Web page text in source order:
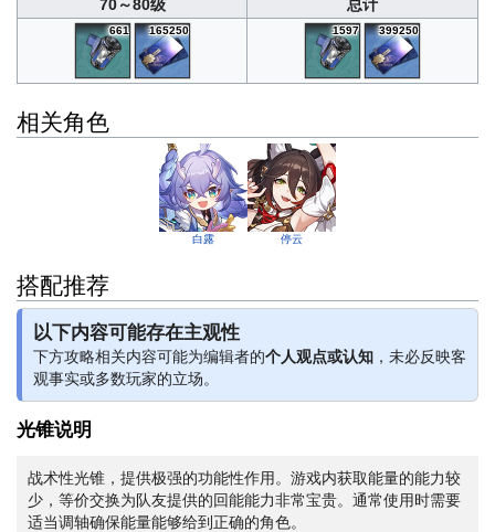
70～80级 总计
661 165250 1597 399250
相关角色
白露 停云
搭配推荐
以下内容可能存在主观性
下方攻略相关内容可能为编辑者的个人观点或认知 ，未必反映客
观事实或多数玩家的立场。
光锥说明
战术性光锥，提供极强的功能性作用。游戏内获取能量的能力较
少，等价交换为队友提供的回能能力非常宝贵。通常使用时需要
适当调轴确保能量能够给到正确的角色。